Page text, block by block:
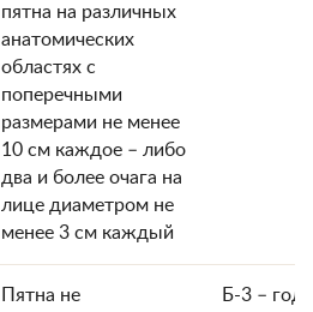
пятна на различных
анатомических
областях с
поперечными
размерами не менее
10 см каждое – либо
два и более очага на
лице диаметром не
менее 3 см каждый
Пятна не
Б-3 –